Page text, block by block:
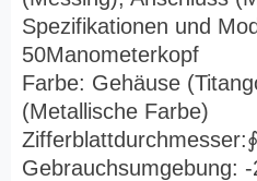
Spezifikationen und
50Manometerkopf
Farbe: Gehäuse
(Metallische Farbe)
Zifferblattdurchmesser:∮
Gebrauchsumgebung: -